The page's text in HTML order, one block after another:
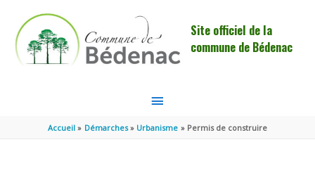
Site officiel de la
commune de Bédenac
MENU
PRINCIPAL
Accueil Démarches Urbanisme Permis de construire